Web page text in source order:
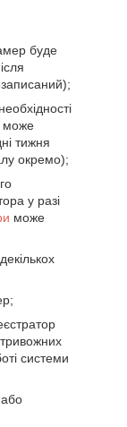
буде
може
тижня
окремо);
у разі
може
системи
або